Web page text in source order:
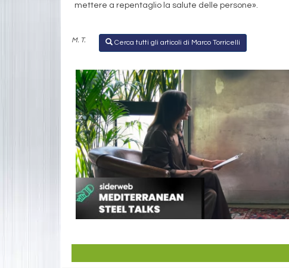
mettere a repentaglio la salute delle persone».
M. T. Cerca tutti gli articoli di Marco Torricelli